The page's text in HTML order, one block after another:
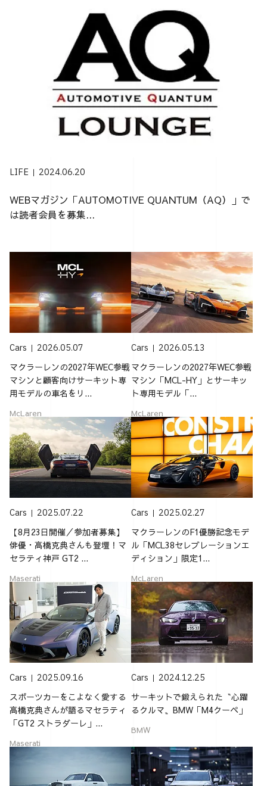
LIFE 2024.06.20
WEBマガジン「AUTOMOTIVE QUANTUM（AQ）」で
は読者会員を募集...
Cars 2026.05.07
マクラーレンの2027年WEC参戦
マシンと顧客向けサーキット専
用モデルの車名をリ...
McLaren
Cars 2026.05.13
マクラーレンの2027年WEC参戦
マシン「MCL-HY」とサーキッ
ト専用モデル「...
McLaren
Cars 2025.07.22
【8月23日開催／参加者募集】
俳優・高橋克典さんも登壇！マ
セラティ神戸 GT2 ...
Maserati
Cars 2025.02.27
マクラーレンのF1優勝記念モデ
ル「MCL38セレブレーションエ
ディション」限定1...
McLaren
Cars 2025.09.16
スポーツカーをこよなく愛する
高橋克典さんが語るマセラティ
「GT2 ストラダーレ」...
Maserati
Cars 2024.12.25
サーキットで鍛えられた〝心躍
るクルマ〟BMW「M4クーペ」
BMW